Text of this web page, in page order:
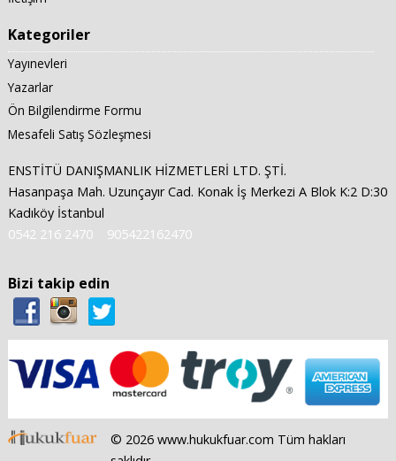
Kategoriler
Yayınevleri
Yazarlar
Ön Bilgilendirme Formu
Mesafeli Satış Sözleşmesi
ENSTİTÜ DANIŞMANLIK HİZMETLERİ LTD. ŞTİ.
Hasanpaşa Mah. Uzunçayır Cad. Konak İş Merkezi A Blok K:2 D:30
Kadıköy İstanbul
0542 216 2470
905422162470
Bizi takip edin
© 2026 www.hukukfuar.com Tüm hakları